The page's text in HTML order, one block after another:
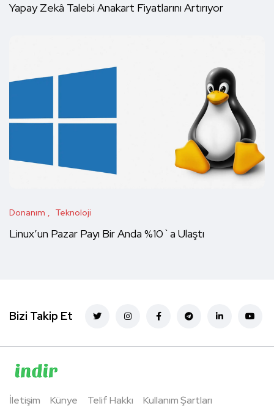
Yapay Zekâ Talebi Anakart Fiyatlarını Artırıyor
Donanım Teknoloji
Linux’un Pazar Payı Bir Anda %10`a Ulaştı
Bizi Takip Et
İletişim Künye Telif Hakkı Kullanım Şartları